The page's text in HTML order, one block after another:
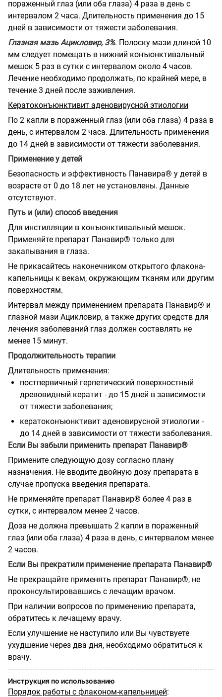
пораженный глаз (или оба глаза) 4 раза в день с
интервалом 2 часа. Длительность применения до 15
дней в зависимости от тяжести заболевания.
Глазная мазь Ацикловир, 3%. Полоску мази длиной 10
мм следует помещать в нижний конъюнктивальный
мешок 5 раз в сутки с интервалом около 4 часов.
Лечение необходимо продолжать, по крайней мере, в
течение 3 дней после заживления.
Кератоконъюнктивит аденовирусной этиологии
По 2 капли в пораженный глаз (или оба глаза) 4 раза в
день, с интервалом 2 часа. Длительность применения
до 14 дней в зависимости от тяжести заболевания.
Применение у детей
Безопасность и эффективность Панавира® у детей в
возрасте от 0 до 18 лет не установлены. Данные
отсутствуют.
Путь и (или) способ введения
Для инстилляции в конъюнктивальный мешок.
Применяйте препарат Панавир® только для
закапывания в глаза.
Не прикасайтесь наконечником открытого флакона-
капельницы к векам, окружающим тканям или другим
поверхностям.
Интервал между применением препарата Панавир® и
глазной мази Ацикловир, а также других средств для
лечения заболеваний глаз должен составлять не
менее 15 минут.
Продолжительность терапии
Длительность применения:
постпервичный герпетический поверхностный
древовидный кератит - до 15 дней в зависимости
от тяжести заболевания;
кератоконъюнктивит аденовирусной этиологии -
до 14 дней в зависимости от тяжести заболевания.
Если Вы забыли применить препарат Панавир®
Примените следующую дозу согласно плану
назначения. Не вводите двойную дозу препарата в
случае пропуска введения препарата.
Не применяйте препарат Панавир® более 4 раз в
сутки, с интервалом менее 2 часов.
Доза не должна превышать 2 капли в пораженный
глаз (или оба глаза) 4 раза в день, с интервалом менее
2 часов.
Если Вы прекратили применение препарата Панавир®
Не прекращайте применять препарат Панавир®, не
проконсультировавшись с лечащим врачом.
При наличии вопросов по применению препарата,
обратитесь к лечащему врачу.
Если улучшение не наступило или Вы чувствуете
ухудшение через два дня, необходимо обратиться к
врачу.
Инструкция по использованию
Порядок работы с флаконом-капельницей: